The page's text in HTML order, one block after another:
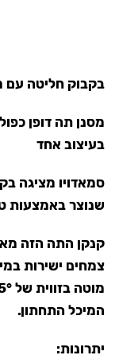
בקבוק חליטה עם
בעיצוב אחד
סמאדויו מציגה
שנוצר באמצעות
קנקן התה הזה
צמחים ישירות
המיכל התחתון.
יתרונות: